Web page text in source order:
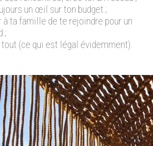
un œil sur ton budget ;
à ta famille de te rejoindre pour un
;
tout (ce qui est légal évidemment).